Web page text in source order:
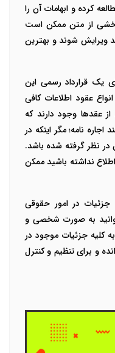
کرده و ابهامات آن را
از متن ممکن است
ویرایش شوند و بهترین
یک قرارداد رسمی این
عقود اطلاعات کافی
عقد‌ها وجود دارند که
نامه؛ مگر اینکه در
در نظر گرفته شده باشد.
نداشته باشید ممکن
جزئیات در امور حقوقی
به صورت شخصی و
کلیه جزئیات موجود در
و برای تنظیم و کنترل